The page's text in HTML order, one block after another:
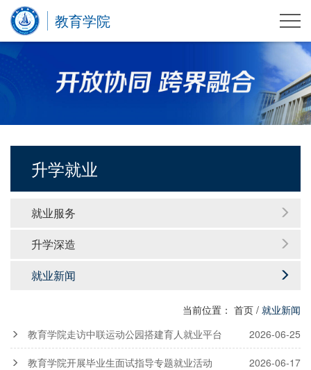
教育学院
升学就业
就业服务
升学深造
就业新闻
当前位置： 首页 / 就业新闻
教育学院走访中联运动公园搭建育人就业平台
2026-06-25
教育学院开展毕业生面试指导专题就业活动 2026-06-17